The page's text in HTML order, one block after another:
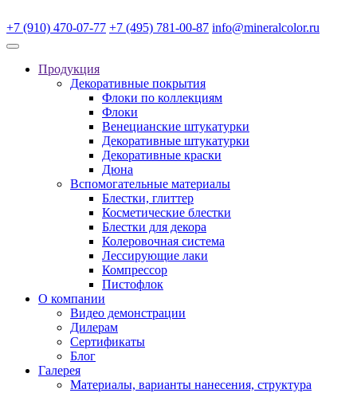
+7 (910) 470-07-77 +7 (495) 781-00-87 info@mineralcolor.ru
Продукция
Декоративные покрытия
Флоки по коллекциям
Флоки
Венецианские штукатурки
Декоративные штукатурки
Декоративные краски
Дюна
Вспомогательные материалы
Блестки, глиттер
Косметические блестки
Блестки для декора
Колеровочная система
Лессирующие лаки
Компрессор
Пистофлок
О компании
Видео демонстрации
Дилерам
Сертификаты
Блог
Галерея
Материалы, варианты нанесения, структура